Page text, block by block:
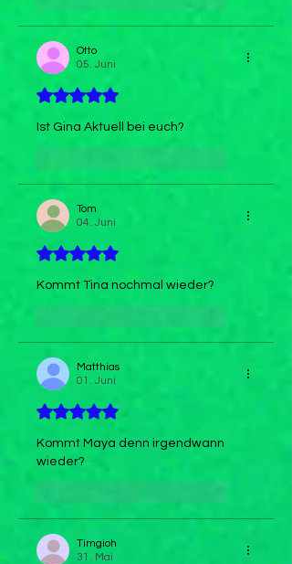
Otto
05. Juni
Mit 5 von 5 Sternen bewertet.
Ist Gina Aktuell bei euch?
Tom
04. Juni
Mit 5 von 5 Sternen bewertet.
Kommt Tina nochmal wieder?
Matthias
01. Juni
Mit 5 von 5 Sternen bewertet.
Kommt Maya denn irgendwann
wieder?
Timgioh
31. Mai